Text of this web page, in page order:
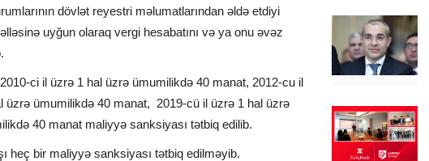
dövlət reyestri məlumatlarından əldə etdiyi
uyğun olaraq vergi hesabatını və ya onu əvəz
ci il üzrə 1 hal üzrə ümumilikdə 40 manat, 2012-cu il
üzrə ümumilikdə 40 manat, 2019-cü il üzrə 1 hal üzrə
40 manat maliyyə sanksiyası tətbiq edilib.
heç bir maliyyə sanksiyası tətbiq edilməyib.